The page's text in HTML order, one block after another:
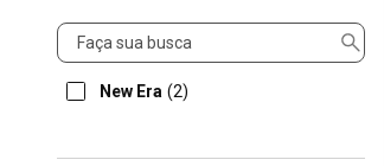
Marca
New Era (2)